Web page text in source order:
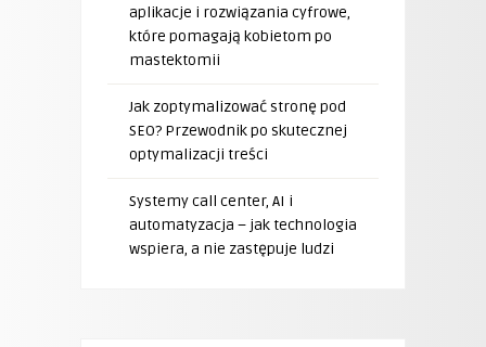
aplikacje i rozwiązania cyfrowe,
które pomagają kobietom po
mastektomii
Jak zoptymalizować stronę pod
SEO? Przewodnik po skutecznej
optymalizacji treści
Systemy call center, AI i
automatyzacja – jak technologia
wspiera, a nie zastępuje ludzi